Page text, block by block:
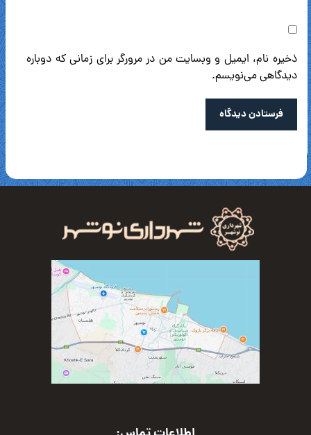
ذخیره نام، ایمیل و وبسایت من در مرورگر برای زمانی که دوباره
دیدگاهی می‌نویسم.
فرستادن دیدگاه